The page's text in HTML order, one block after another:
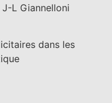
L Giannelloni
dans les